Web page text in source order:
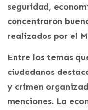
seguridad,
concentraron
realizados por el
Entre los temas
ciudadanos
y crimen
menciones. La